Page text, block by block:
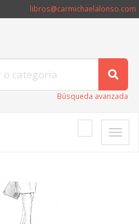
libros@carmichaelalonso.com
Búsqueda avanzada
Toggle